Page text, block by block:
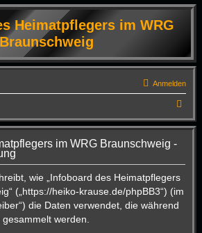
Heimatpflegers im WRG
Braunschweig
Anmelden
u
im WRG Braunschweig -
wie „Infoboard des Heimatpflegers
(„https://heiko-krause.de/phpBB3“) (im
die Daten verwendet, die während
werden.